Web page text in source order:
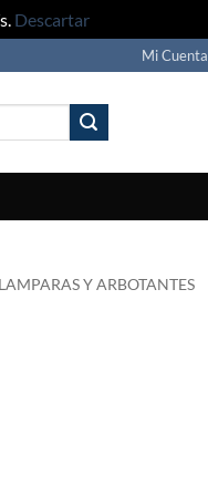
Descartar
Mi Cuenta
LAMPARAS Y ARBOTANTES